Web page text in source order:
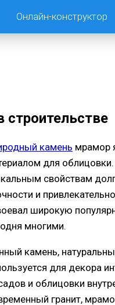
Онлайн-конструктор
камень мрамор
для
свойствам
и
широкую
многими.
камень,
для декора
и облицовки
гранит,